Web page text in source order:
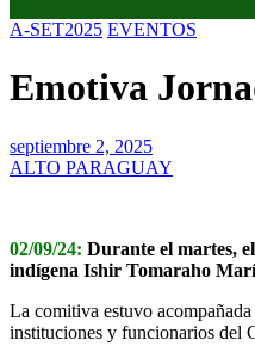
A-SET2025 EVENTOS
Emotiva
septiembre 2, 2025
ALTO PARAGUAY
02/09/24: Durante el martes,
indígena Ishir Tomaraho
La comitiva estuvo
instituciones y funcionarios del